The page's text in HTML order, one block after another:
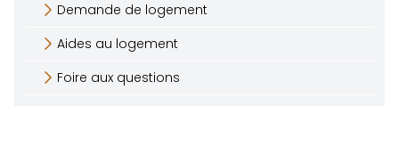
Demande de logement
Aides au logement
Foire aux questions